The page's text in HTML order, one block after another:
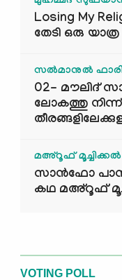
Losing My
തേടി ഒരു യാത്ര
സൽമാനുൽ
02- മൗലിദ്
ലോകത്തു
മഅ്റൂഫ് മൂച്ചിക്കല്‍
സാൻഫോ
കഥ മഅ്റൂഫ്
VOTING POLL